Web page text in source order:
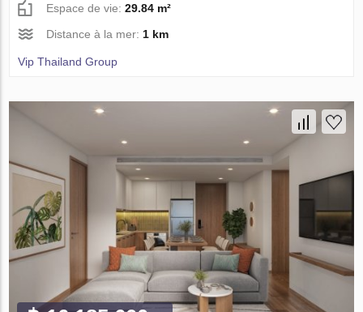
Espace de vie:29.84 m²
Distance à la mer: 1 km
Vip Thailand Group